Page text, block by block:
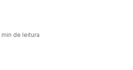
min de leitura